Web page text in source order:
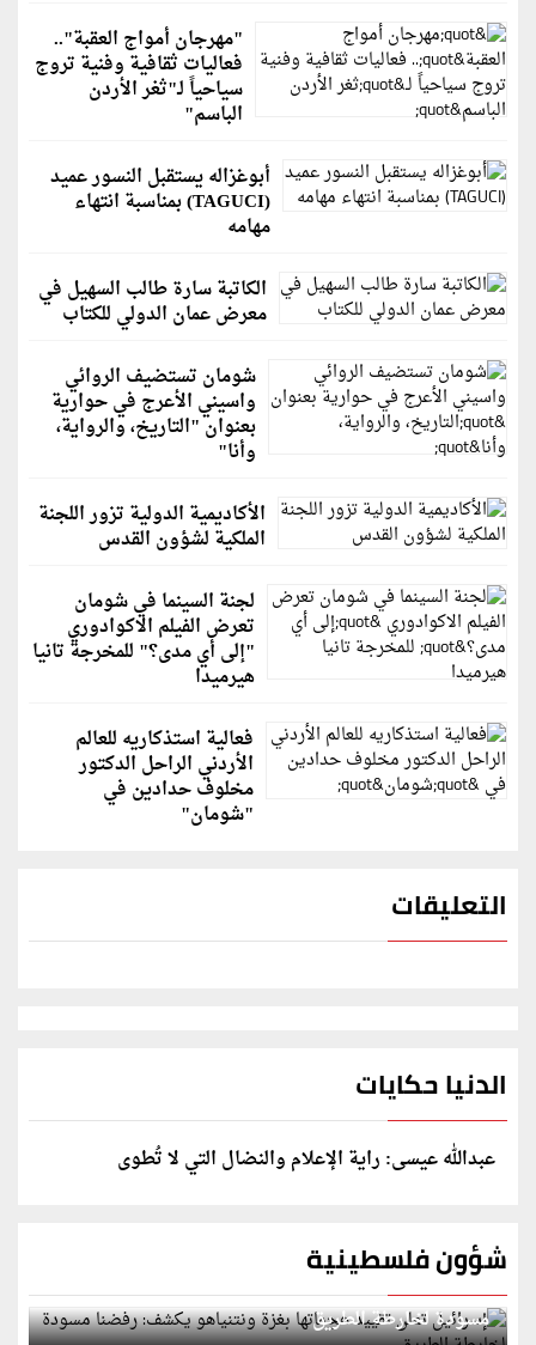
"مهرجان أمواج العقبة"..
فعاليات ثقافية وفنية تروج
سياحياً لـ"ثغر الأردن
الباسم"
أبوغزاله يستقبل النسور عميد
(TAGUCI) بمناسبة انتهاء
مهامه
الكاتبة سارة طالب السهيل في
معرض عمان الدولي للكتاب
شومان تستضيف الروائي
واسيني الأعرج في حوارية
بعنوان "التاريخ، والرواية،
وأنا"
الأكاديمية الدولية تزور اللجنة
الملكية لشؤون القدس
لجنة السينما في شومان
تعرض الفيلم الاكوادوري
"إلى أي مدى؟" للمخرجة تانيا
هيرميدا
فعالية استذكاريه للعالم
الأردني الراحل الدكتور
مخلوف حدادين في
"شومان"
التعليقات
الدنيا حكايات
عبدالله عيسى: راية الإعلام والنضال التي لا تُطوى
شؤون فلسطينية
إسرائيل تعلن تقييد هجماتها بغزة ونتنياهو يكشف: رفضنا
مسودة لخارطة الطريق